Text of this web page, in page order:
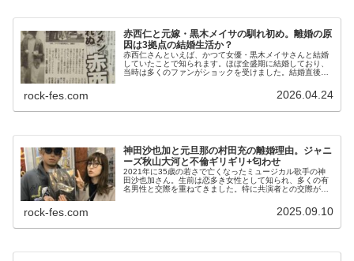
赤西仁と元嫁・黒木メイサの馴れ初め。離婚の原
因は3拠点の結婚生活か？
赤西仁さんといえば、かつて女優・黒木メイサさんと結婚
していたことで知られます。ほぼ全盛期に結婚しており、
当時は多くのファンがショックを受けました。結婚直後は
rock-fes.com 2026.04.24
神田沙也加と元旦那の村田充の離婚理由。ジャニ
ーズ秋山大河と不倫ギリギリ+匂わせ
2021年に35歳の若さで亡くなったミュージカル歌手の神
田沙也加さん。生前は恋多き女性として知られ、多くの有
名男性と交際を重ねてきました。特に共演者との交際が多
rock-fes.com 2025.09.10